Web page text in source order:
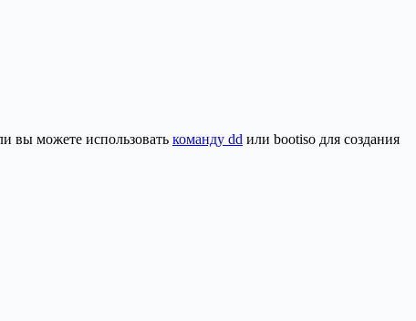
вы можете использовать команду dd или bootiso для создания